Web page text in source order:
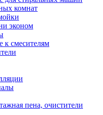
комнат
эконом
смесителям
пена, очистители